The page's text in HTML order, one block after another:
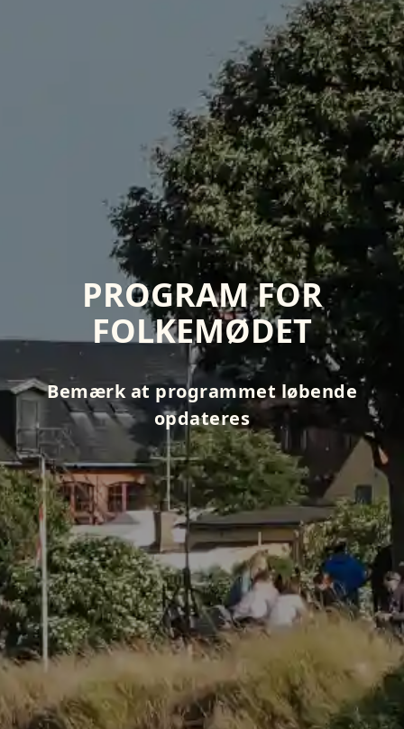
PROGRAM FOR
FOLKEMØDET
Bemærk at programmet løbende
opdateres